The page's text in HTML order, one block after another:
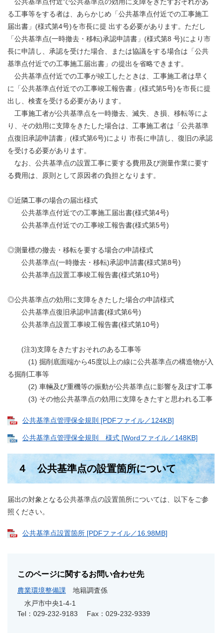
る工事等をする者は、あらかじめ「公共基準点付近での工事施工
届出書」(様式第4号)を市長に提 出する必要があります。ただし
「公共基準点(一時撤去・移転)承認申請書」(様式第8 号)により市
長に申請し、承認を受けた場合、または協議をする場合は「公共
基準点付近での工事施工届出書」の提出を省略できます。
公共基準点付近での工事が竣工したときは、工事施工者は早く
に「公共基準点付近での工事竣工報告書」(様式第5号)を市長に提
出し、検査を受ける必要があります。
工事施工者が公共基準点を一時撤去、滅失、き損、移転等によ
り、その効用に支障をきたした場合は、工事施工者は「公共基準
点復旧承認申請書」(様式第6号)により 市長に申請し、復旧の承認
を受ける必要があります。
なお、公共基準点の設置工事に要する費用及び測量作業に要す
る費用は、原則として原因者の負担となります。
◎近隣工事の場合の届出様式
公共基準点付近での工事施工届出書(様式第4号)
公共基準点付近での工事竣工報告書(様式第5号)
◎測量標の撤去・移転を要する場合の申請様式
公共基準点(一時撤去・移転)承認申請書(様式第8号)
公共基準点設置工事竣工報告書(様式第10号)
◎公共基準点の効用に支障をきたした場合の申請様式
公共基準点復旧承認申請書(様式第6号)
公共基準点設置工事竣工報告書(様式第10号)
(注3)支障をきたすおそれのある工事等
(1) 掘削底面端から45度以上の線に公共基準点の構造物が入
る掘削工事等
(2) 車輛及び重機等の振動が公共基準点に影響を及ぼす工事
(3) その他公共基準点の効用に支障をきたすと思われる工事
公共基準点管理保全規則 [PDFファイル／124KB]
公共基準点管理保全規則 様式 [Wordファイル／148KB]
４ 公共基準点の設置箇所について
届出の対象となる公共基準点の設置箇所については、以下をご参
照ください。
公共基準点設置箇所 [PDFファイル／16.98MB]
このページに関するお問い合わせ先
農業環境整備課
地籍調査係
水戸市中央1-4-1
Tel：029-232-9183
Fax：029-232-9339